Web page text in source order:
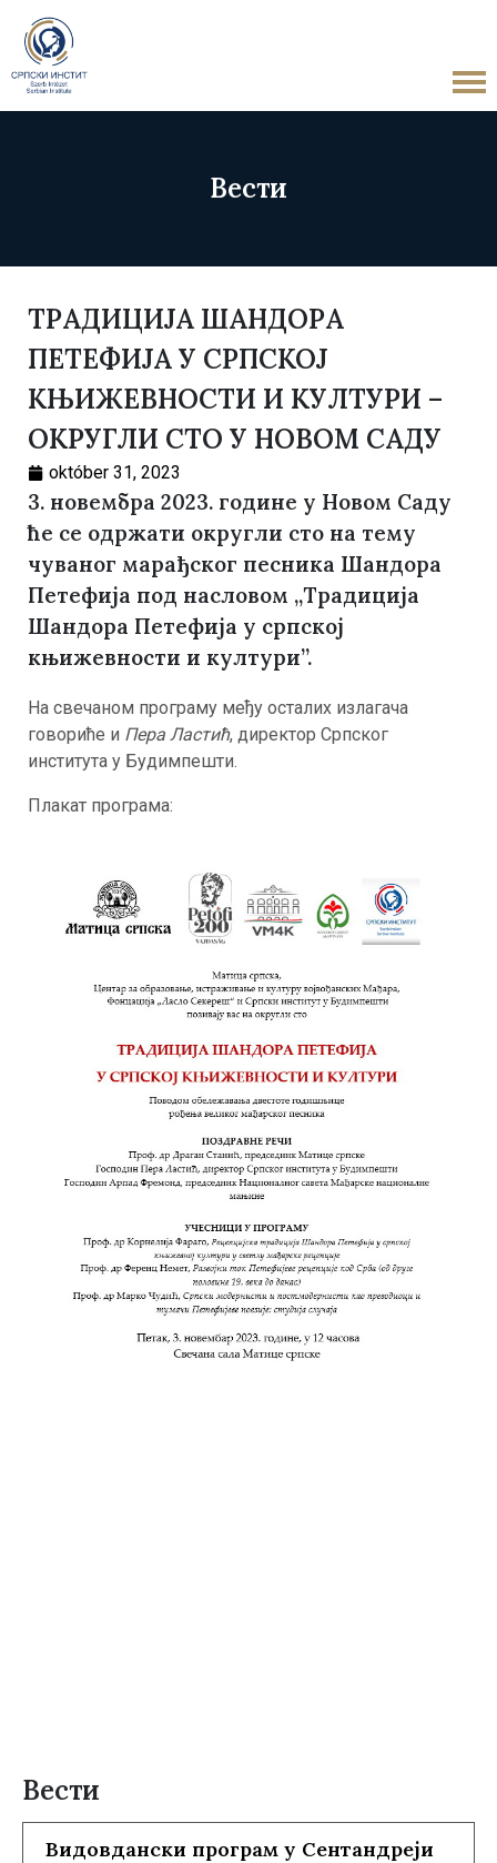
Вести
ТРАДИЦИЈА ШАНДОРА
ПЕТЕФИЈА У СРПСКОЈ
КЊИЖЕВНОСТИ И КУЛТУРИ –
ОКРУГЛИ СТО У НОВОМ САДУ
október 31, 2023
3. новембра 2023. године у Новом Саду
ће се одржати округли сто на тему
чуваног марађског песника Шандора
Петефија под насловом „Традиција
Шандора Петефија у српској
књижевности и култури”.
На свечаном програму међу осталих излагача
говориће и Пера Ластић, директор Српског
института у Будимпешти.
Плакат програма:
Вести
Видовдански програм у Сентандреји